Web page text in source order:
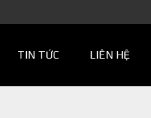
TIN TỨC LIÊN HỆ